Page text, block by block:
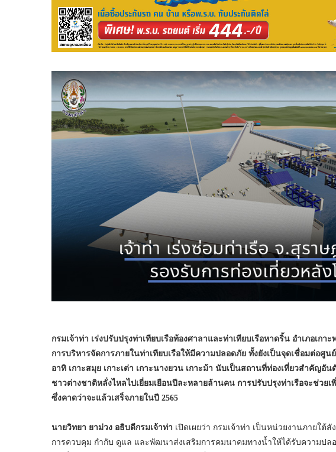
กรมเจ้าท่า เร่งปรับปรุงท่าเทียบเรือท้องศาลาและท่าเทียบเรือหาดริ้น อำเภอเก
การบริหารจัดการภายในท่าเทียบเรือให้มีความปลอดภัย ทั้งยังเป็นจุดเชื่อมต่อศูน
อาทิ เกาะสมุย เกาะเต่า เกาะนางยวน เกาะม้า นับเป็นสถานที่ท่องเที่ยวสำคัญอั
ชาวต่างชาติหลั่งไหลไปเยี่ยมเยือนปีละหลายล้านคน การปรับปรุงท่าเรือจะช่วย
ซึ่งคาดว่าจะแล้วเสร็จภายในปี 2565
นายวิทยา ยาม่วง อธิบดีกรมเจ้าท่า เปิดเผยว่า กรมเจ้าท่า เป็นหน่วยงานภายใต้
การควบคุม กำกับ ดูแล และพัฒนาส่งเสริมการคมนาคมทางน้ำให้ได้รับความปล